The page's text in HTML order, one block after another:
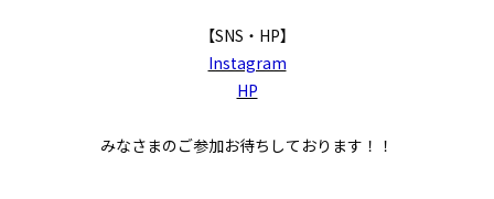
【SNS・HP】
Instagram
HP
みなさまのご参加お待ちしております！！